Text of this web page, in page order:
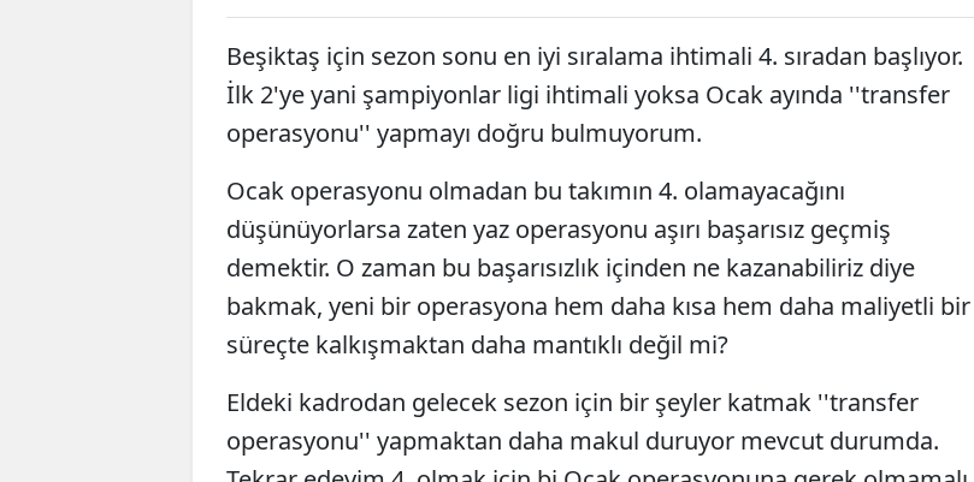
Beşiktaş için sezon sonu en iyi sıralama ihtimali 4. sıradan başlıyor.
İlk 2'ye yani şampiyonlar ligi ihtimali yoksa Ocak ayında ''transfer
operasyonu'' yapmayı doğru bulmuyorum.
Ocak operasyonu olmadan bu takımın 4. olamayacağını
düşünüyorlarsa zaten yaz operasyonu aşırı başarısız geçmiş
demektir. O zaman bu başarısızlık içinden ne kazanabiliriz diye
bakmak, yeni bir operasyona hem daha kısa hem daha maliyetli bir
süreçte kalkışmaktan daha mantıklı değil mi?
Eldeki kadrodan gelecek sezon için bir şeyler katmak ''transfer
operasyonu'' yapmaktan daha makul duruyor mevcut durumda.